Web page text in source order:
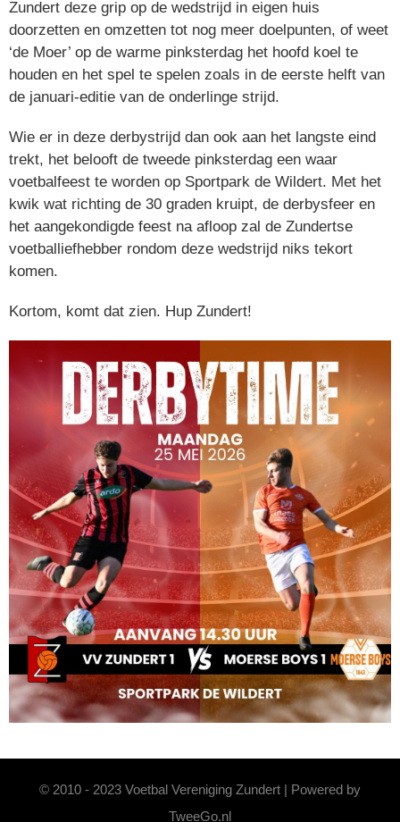
Zundert deze grip op de wedstrijd in eigen huis
doorzetten en omzetten tot nog meer doelpunten, of weet
‘de Moer’ op de warme pinksterdag het hoofd koel te
houden en het spel te spelen zoals in de eerste helft van
de januari-editie van de onderlinge strijd.
Wie er in deze derbystrijd dan ook aan het langste eind
trekt, het belooft de tweede pinksterdag een waar
voetbalfeest te worden op Sportpark de Wildert. Met het
kwik wat richting de 30 graden kruipt, de derbysfeer en
het aangekondigde feest na afloop zal de Zundertse
voetballiefhebber rondom deze wedstrijd niks tekort
komen.
Kortom, komt dat zien. Hup Zundert!
© 2010 - 2023 Voetbal Vereniging Zundert | Powered by
TweeGo.nl